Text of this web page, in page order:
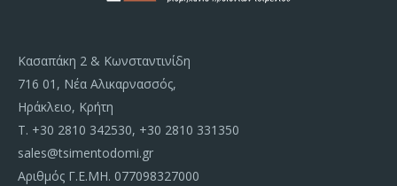
Κασαπάκη 2 & Κωνσταντινίδη
716 01, Νέα Αλικαρνασσός,
Ηράκλειο, Κρήτη
Τ. +30 2810 342530, +30 2810 331350
sales@tsimentodomi.gr
Αριθμός Γ.Ε.ΜΗ. 077098327000